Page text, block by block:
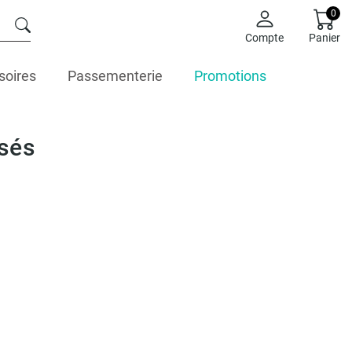
Compte
0
Panier
Passementerie Promotions